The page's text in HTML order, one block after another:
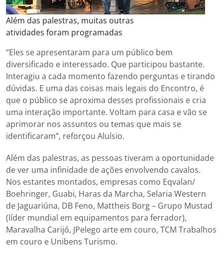
Além das palestras, muitas outras
atividades foram programadas
“Eles se apresentaram para um público bem
diversificado e interessado. Que participou bastante.
Interagiu a cada momento fazendo perguntas e tirando
dúvidas. E uma das coisas mais legais do Encontro, é
que o público se aproxima desses profissionais e cria
uma interação importante. Voltam para casa e vão se
aprimorar nos assuntos ou temas que mais se
identificaram”, reforçou Aluísio.
Além das palestras, as pessoas tiveram a oportunidade
de ver uma infinidade de ações envolvendo cavalos.
Nos estantes montados, empresas como Eqvalan/
Boehringer, Guabi, Haras da Marcha, Selaria Western
de Jaguariúna, DB Feno, Mattheis Borg – Grupo Mustad
(líder mundial em equipamentos para ferrador),
Maravalha Carijó, JPelego arte em couro, TCM Trabalhos
em couro e Unibens Turismo.